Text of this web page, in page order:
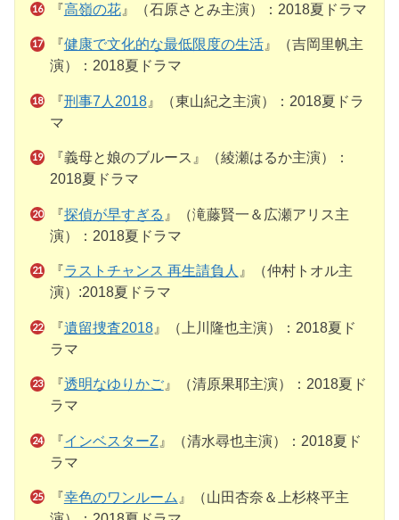
『高嶺の花』（石原さとみ主演）：2018夏ドラマ
『健康で文化的な最低限度の生活』（吉岡里帆主
演）：2018夏ドラマ
『刑事7人2018』（東山紀之主演）：2018夏ドラ
マ
『義母と娘のブルース』（綾瀬はるか主演）：
2018夏ドラマ
『探偵が早すぎる 』（滝藤賢一＆広瀬アリス主
演）：2018夏ドラマ
『ラストチャンス 再生請負人 』（仲村トオル主
演）:2018夏ドラマ
『遺留捜査2018』（上川隆也主演）：2018夏ド
ラマ
『透明なゆりかご』（清原果耶主演）：2018夏ド
ラマ
『インベスターZ 』（清水尋也主演）：2018夏ド
ラマ
『幸色のワンルーム 』（山田杏奈＆上杉柊平主